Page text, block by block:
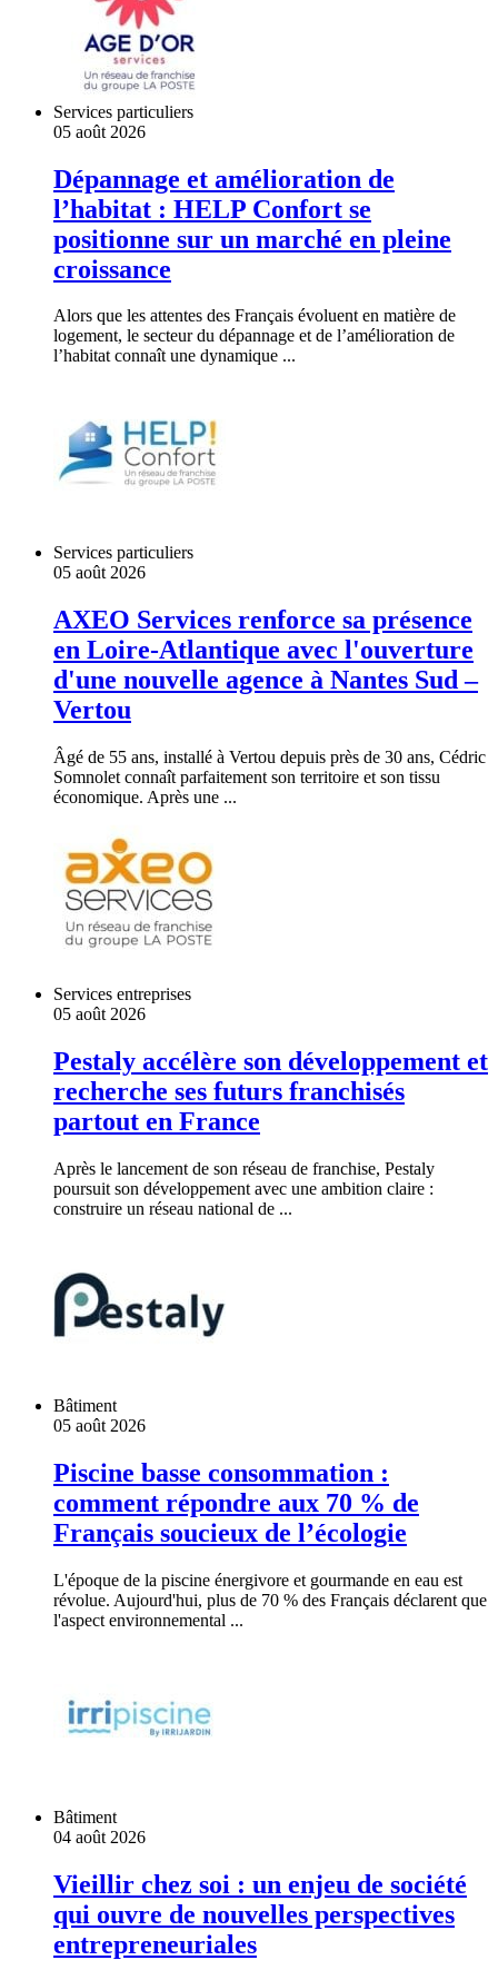
Services particuliers
05 août 2026
Dépannage et amélioration de
l’habitat : HELP Confort se
positionne sur un marché en pleine
croissance
Alors que les attentes des Français évoluent en matière de
logement, le secteur du dépannage et de l’amélioration de
l’habitat connaît une dynamique ...
Services particuliers
05 août 2026
AXEO Services renforce sa présence
en Loire-Atlantique avec l'ouverture
d'une nouvelle agence à Nantes Sud –
Vertou
Âgé de 55 ans, installé à Vertou depuis près de 30 ans, Cédric
Somnolet connaît parfaitement son territoire et son tissu
économique. Après une ...
Services entreprises
05 août 2026
Pestaly accélère son développement et
recherche ses futurs franchisés
partout en France
Après le lancement de son réseau de franchise, Pestaly
poursuit son développement avec une ambition claire :
construire un réseau national de ...
Bâtiment
05 août 2026
Piscine basse consommation :
comment répondre aux 70 % de
Français soucieux de l’écologie
L'époque de la piscine énergivore et gourmande en eau est
révolue. Aujourd'hui, plus de 70 % des Français déclarent que
l'aspect environnemental ...
Bâtiment
04 août 2026
Vieillir chez soi : un enjeu de société
qui ouvre de nouvelles perspectives
entrepreneuriales